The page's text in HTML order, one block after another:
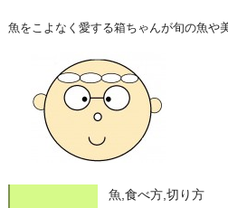
魚をこよなく愛する箱ちゃんが旬の魚や
魚,食べ方,切り方